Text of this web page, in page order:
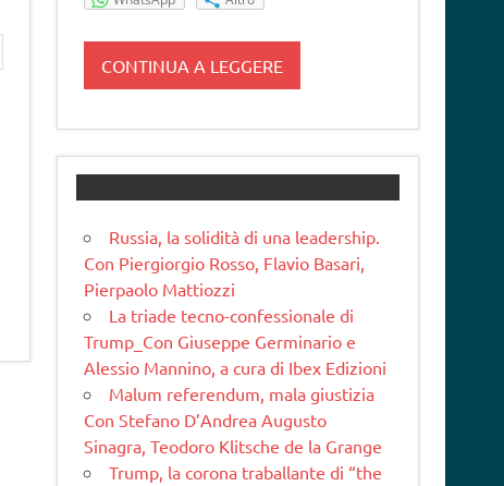
CONTINUA A LEGGERE
Russia, la solidità di una leadership.
Con Piergiorgio Rosso, Flavio Basari,
Pierpaolo Mattiozzi
La triade tecno-confessionale di
Trump_Con Giuseppe Germinario e
Alessio Mannino, a cura di Ibex Edizioni
Malum referendum, mala giustizia
Con Stefano D’Andrea Augusto
Sinagra, Teodoro Klitsche de la Grange
Trump, la corona traballante di “the